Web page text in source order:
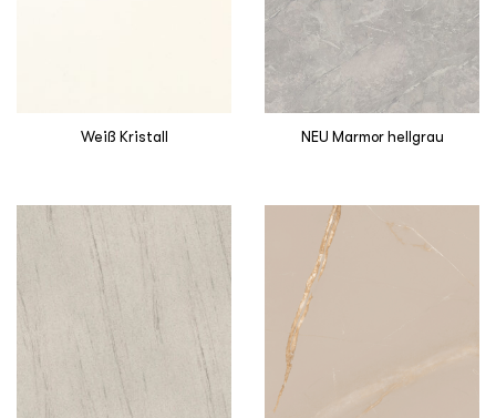
Weiß Kristall NEU Marmor hellgrau